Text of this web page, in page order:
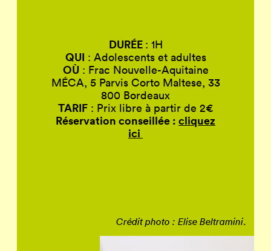
DURÉE : 1H
QUI : Adolescents et adultes
OÙ: Frac Nouvelle-Aquitaine
MÉCA, 5 Parvis Corto Maltese, 33
800 Bordeaux
TARIF : Prix libre à partir de 2€
Réservation conseillée : cliquez
ici
Crédit photo : Elise Beltramini.